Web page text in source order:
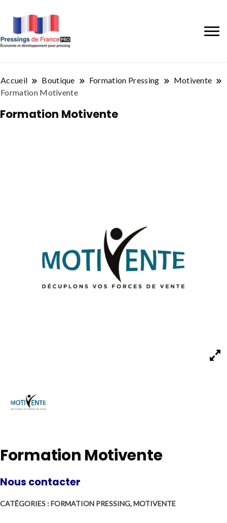
Accueil Boutique Formation Pressing
Motivente
Formation Motivente
Formation Motivente
Formation Motivente
Nous contacter
CATÉGORIES :FORMATION PRESSING,MOTIVENTE